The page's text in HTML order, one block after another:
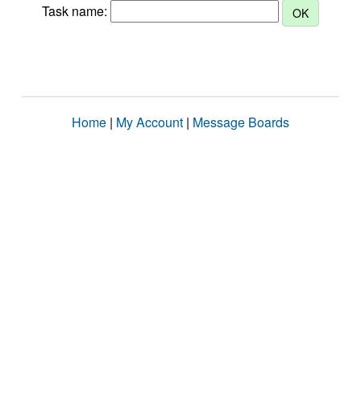
Task name:
Home | My Account | Message Boards